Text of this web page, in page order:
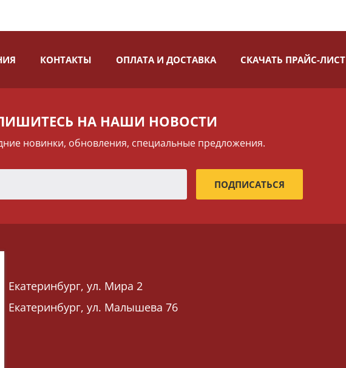
КОНТАКТЫ ОПЛАТА И ДОСТАВКА СКАЧАТЬ ПРАЙС-ЛИСТ
НА НАШИ НОВОСТИ
новинки, обновления, специальные предложения.
Екатеринбург, ул. Мира 2
Екатеринбург, ул. Малышева 76